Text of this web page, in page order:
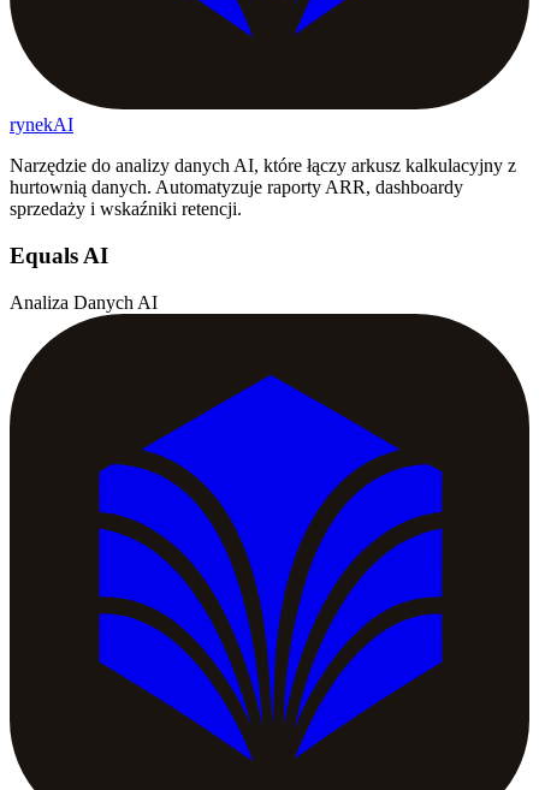
rynekAI
Narzędzie do analizy danych AI, które łączy arkusz kalkulacyjny z
hurtownią danych. Automatyzuje raporty ARR, dashboardy
sprzedaży i wskaźniki retencji.
Equals AI
Analiza Danych AI